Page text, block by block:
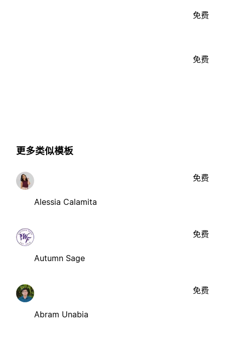
免费
免费
更多类似模板
Alessia Calamita
免费
Autumn Sage
免费
Abram Unabia
免费